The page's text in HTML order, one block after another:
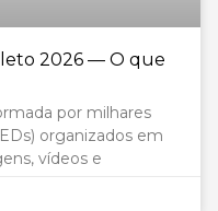
2026 — O que
por milhares
organizados em
vídeos e